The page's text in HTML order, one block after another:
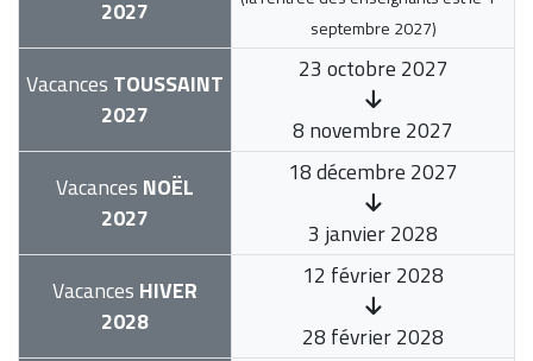
2027
septembre 2027)
Vacances TOUSSAINT
2027
23 octobre 2027
8 novembre 2027
Vacances NOËL
2027
18 décembre 2027
3 janvier 2028
Vacances HIVER
2028
12 février 2028
28 février 2028